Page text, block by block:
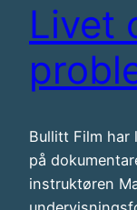
Livet
Bullitt Film har
på
instruktøren